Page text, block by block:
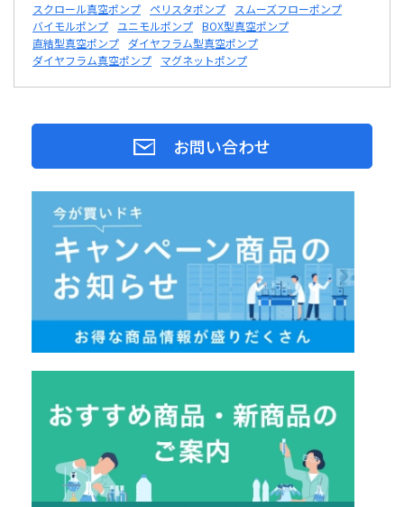
スクロール真空ポンプ
ペリスタポンプ
スムーズフローポンプ
バイモルポンプ
ユニモルポンプ BOX型真空ポンプ
直結型真空ポンプ
ダイヤフラム型真空ポンプ
ダイヤフラム真空ポンプ
マグネットポンプ
お問い合わせ